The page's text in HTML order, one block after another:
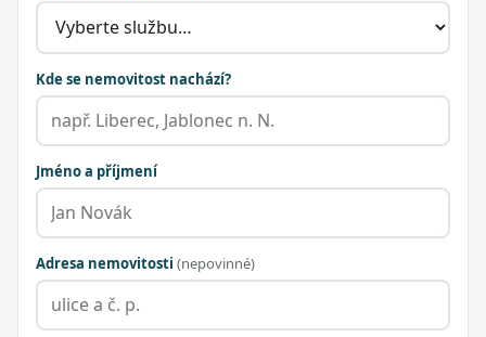
Kde se nemovitost nachází?
Jméno a příjmení
Adresa nemovitosti (nepovinné)